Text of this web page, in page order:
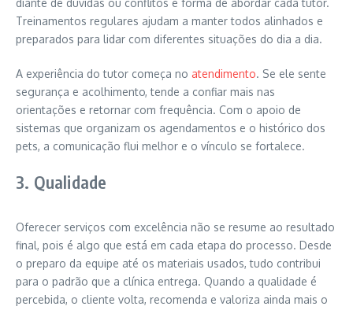
diante de dúvidas ou conflitos e forma de abordar cada tutor.
Treinamentos regulares ajudam a manter todos alinhados e
preparados para lidar com diferentes situações do dia a dia.
A experiência do tutor começa no atendimento. Se ele sente
segurança e acolhimento, tende a confiar mais nas
orientações e retornar com frequência. Com o apoio de
sistemas que organizam os agendamentos e o histórico dos
pets, a comunicação flui melhor e o vínculo se fortalece.
3. Qualidade
Oferecer serviços com excelência não se resume ao resultado
final, pois é algo que está em cada etapa do processo. Desde
o preparo da equipe até os materiais usados, tudo contribui
para o padrão que a clínica entrega. Quando a qualidade é
percebida, o cliente volta, recomenda e valoriza ainda mais o